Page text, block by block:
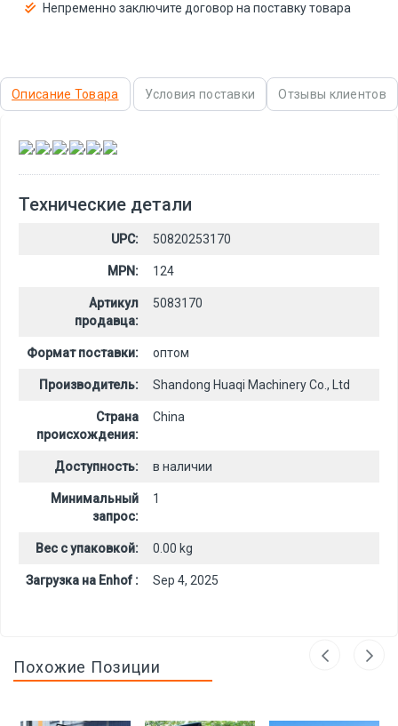
Непременно заключите договор на поставку товара
Описание Товара Условия поставки Отзывы клиентов
, , , , ,
Технические детали
UPC: 50820253170
MPN: 124
Артикул
продавца:
5083170
Формат поставки: оптом
Производитель: Shandong Huaqi Machinery Co., Ltd
Страна
происхождения:
China
Доступность: в наличии
Минимальный
запрос:
1
Вес с упаковкой: 0.00 kg
Загрузка на Enhof : Sep 4, 2025
Похожие Позиции